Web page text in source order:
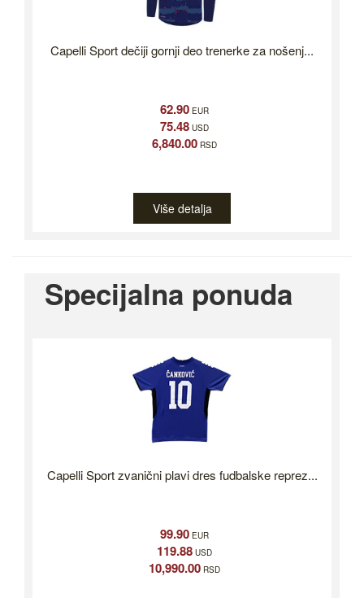
Capelli Sport dečiji gornji deo trenerke za nošenj...
62.90EUR
75.48USD
6,840.00RSD
Više detalja
Specijalna ponuda
Capelli Sport zvanični plavi dres fudbalske reprez...
99.90EUR
119.88USD
10,990.00RSD